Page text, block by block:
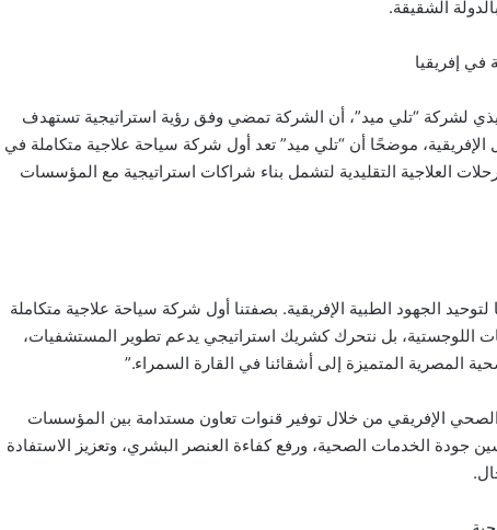
الشقيقة.
في إفريقيا
لشركة “تلي ميد”، أن الشركة تمضي وفق رؤية استراتيجية تستهدف
الإفريقية، موضحًا أن “تلي ميد” تعد أول شركة سياحة علاجية متكاملة في
العلاجية التقليدية لتشمل بناء شراكات استراتيجية مع المؤسسات
الجهود الطبية الإفريقية. بصفتنا أول شركة سياحة علاجية متكاملة
اللوجستية، بل نتحرك كشريك استراتيجي يدعم تطوير المستشفيات،
المصرية المتميزة إلى أشقائنا في القارة السمراء.”
الإفريقي من خلال توفير قنوات تعاون مستدامة بين المؤسسات
جودة الخدمات الصحية، ورفع كفاءة العنصر البشري، وتعزيز الاستفادة